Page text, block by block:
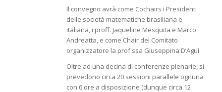
Il convegno avrà come Cochairs i Presidenti
delle società matematiche brasiliana e
italiana, i proff. Jaqueline Mesquita e Marco
Andreatta, e come Chair del Comitato
organizzatore la prof.ssa Giuseppina D’Aguì.
Oltre ad una decina di conferenze plenarie, si
prevedono circa 20 sessioni parallele ognuna
con 6 ore a disposizione (dunque circa 12